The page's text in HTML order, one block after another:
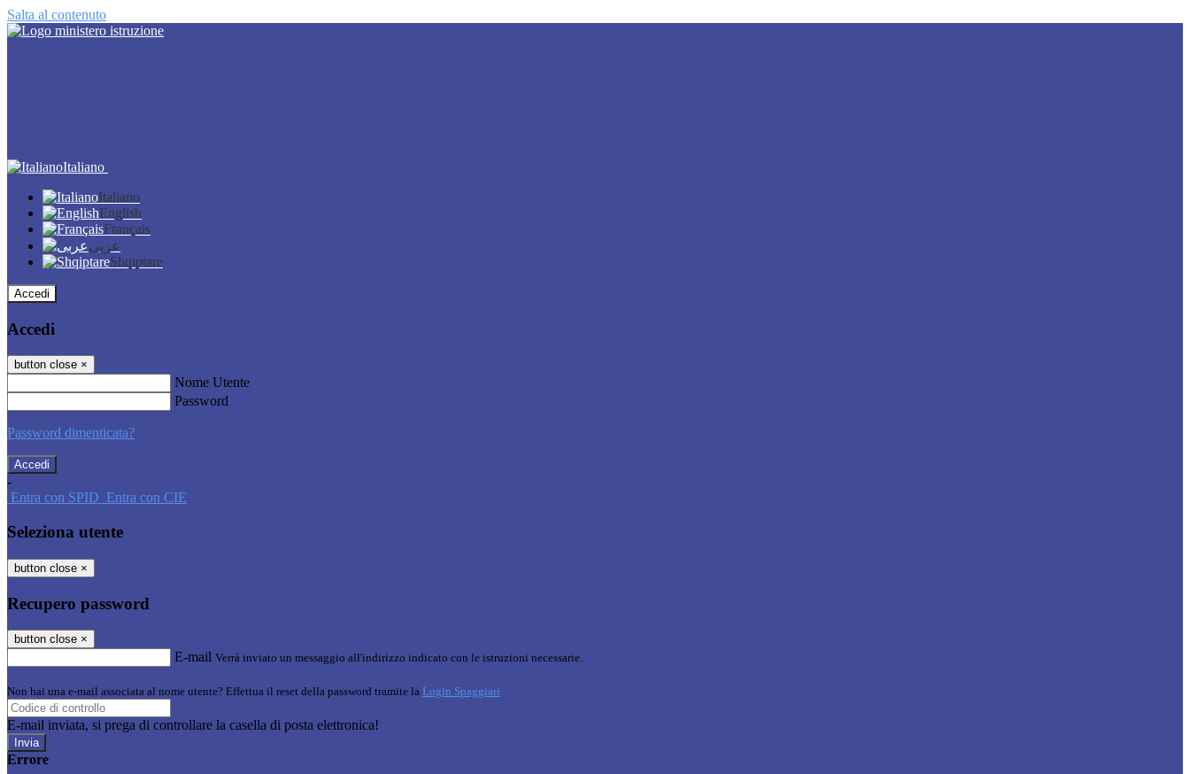
Salta al contenuto
Italiano
Italiano
English
Français
عربى
Shqiptare
Accedi
Accedi
button close ×
Nome Utente
Password
Password dimenticata?
-
Entra con SPID Entra con CIE
Seleziona utente
button close ×
Recupero password
button close ×
E-mail Verrà inviato un messaggio all'indirizzo indicato con le istruzioni necessarie.
Non hai una e-mail associata al nome utente? Effettua il reset della password tramite la Login Spaggiari
E-mail inviata, si prega di controllare la casella di posta elettronica!
Errore